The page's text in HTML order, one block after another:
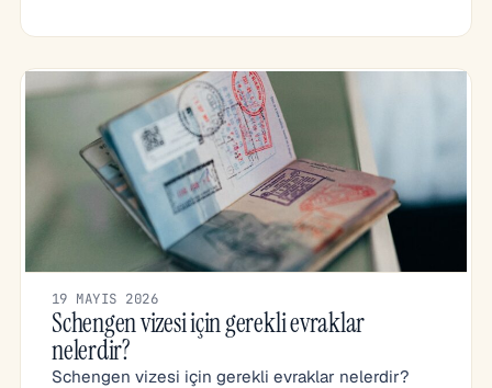
19 MAYIS 2026
Schengen vizesi için gerekli evraklar
nelerdir?
Schengen vizesi için gerekli evraklar nelerdir?